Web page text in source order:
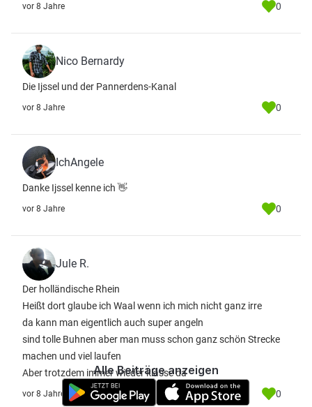
vor 8 Jahre 0
Nico Bernardy
Die Ijssel und der Pannerdens-Kanal
vor 8 Jahre 0
IchAngele
Danke Ijssel kenne ich 👋
vor 8 Jahre 0
Jule R.
Der holländische Rhein
Heißt dort glaube ich Waal wenn ich mich nicht ganz irre
da kann man eigentlich auch super angeln
sind tolle Buhnen aber man muss schon ganz schön Strecke
machen und viel laufen
Aber trotzdem immer wieder klasse da
vor 8 Jahre 0
Alle Beiträge anzeigen